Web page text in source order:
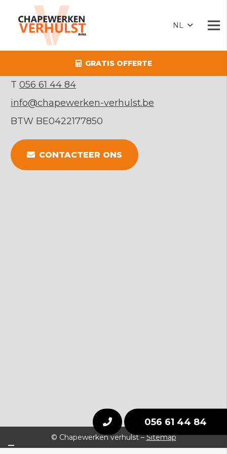
NL
GRATIS OFFERTE
CHAPEWERKEN VERHULST
Drieslaan 1
Gullegem
T 056 61 44 84
info@chapewerken-verhulst.be
BTW BE0422177850
CONTACTEER ONS
© Chapewerken verhulst –Sitemap
056 61 44 84